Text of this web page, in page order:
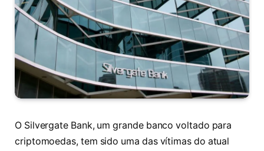
O Silvergate Bank, um grande banco voltado para
criptomoedas, tem sido uma das vítimas do atual